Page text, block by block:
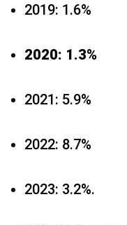
2019: 1.6%
2020: 1.3%
2021: 5.9%
2022: 8.7%
2023: 3.2%.